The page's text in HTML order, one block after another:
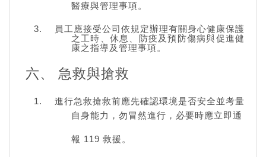
醫療與管理事項。
員工應接受公司依規定辦理有關身心健康保護
之工時、休息、防疫及預防傷病與促進健
康之指導及管理事項。
六、 急救與搶救
進行急救搶救前應先確認環境是否安全並考量
自身能力，勿冒然進行，必要時應立即通
報 119 救援。